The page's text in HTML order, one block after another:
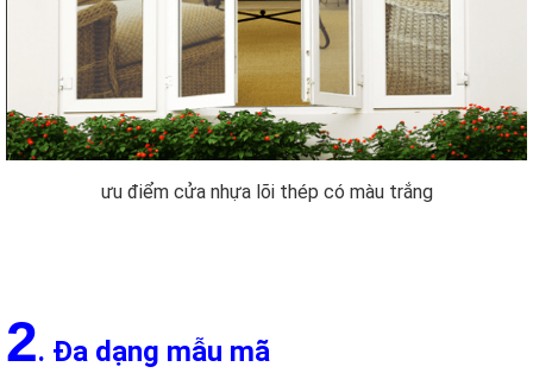
ưu điểm cửa nhựa lõi thép có màu trắng
2. Đa dạng mẫu mã